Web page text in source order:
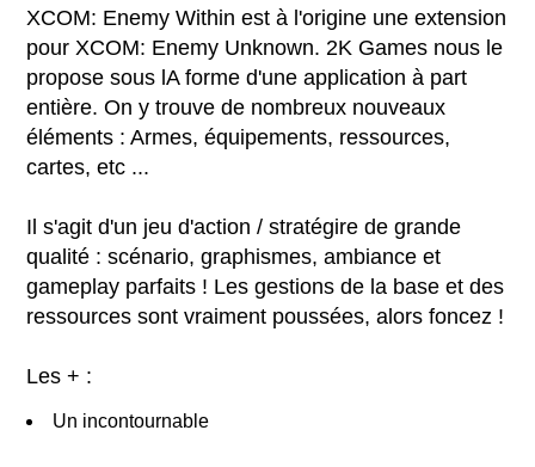
XCOM: Enemy Within est à l'origine une extension
pour XCOM: Enemy Unknown. 2K Games nous le
propose sous lA forme d'une application à part
entière. On y trouve de nombreux nouveaux
éléments : Armes, équipements, ressources,
cartes, etc ...
Il s'agit d'un jeu d'action / stratégire de grande
qualité : scénario, graphismes, ambiance et
gameplay parfaits ! Les gestions de la base et des
ressources sont vraiment poussées, alors foncez !
Les + :
Un incontournable